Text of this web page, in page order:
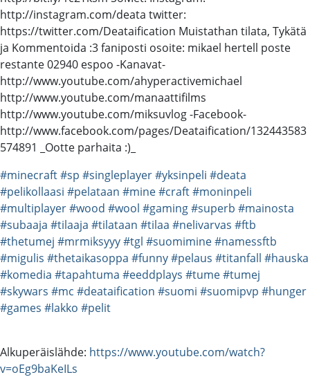
http://instagram.com/deata twitter:
https://twitter.com/Deataification Muistathan tilata, Tykätä
ja Kommentoida :3 faniposti osoite: mikael hertell poste
restante 02940 espoo -Kanavat-
http://www.youtube.com/ahyperactivemichael
http://www.youtube.com/manaattifilms
http://www.youtube.com/miksuvlog -Facebook-
http://www.facebook.com/pages/Deataification/132443583
574891 _Ootte parhaita :)_
#minecraft#sp #singleplayer#yksinpeli #deata
#pelikollaasi #pelataan #mine#craft#moninpeli
#multiplayer#wood #wool #gaming#superb #mainosta
#subaaja #tilaaja #tilataan #tilaa #nelivarvas #ftb
#thetumej #mrmiksyyy#tgl #suomimine#namessftb
#migulis #thetaikasoppa #funny#pelaus #titanfall #hauska
#komedia #tapahtuma #eeddplays #tume#tumej
#skywars #mc #deataification #suomi #suomipvp #hunger
#games #lakko #pelit
Alkuperäislähde: https://www.youtube.com/watch?
v=oEg9baKeILs